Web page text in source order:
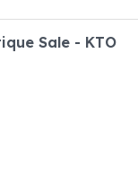
Sale - KTO